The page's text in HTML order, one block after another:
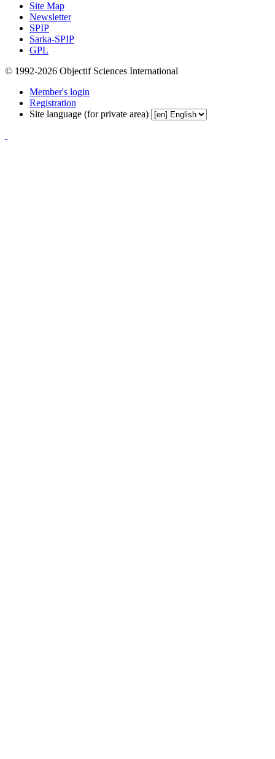
Site Map
Newsletter
SPIP
Sarka-SPIP
GPL
© 1992-2026 Objectif Sciences International
Member's login
Registration
Site language (for private area)